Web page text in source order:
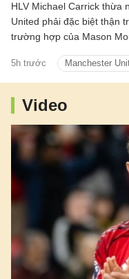
5h trước Manchester
HLV Michael Carrick thừa
United phải đặc biệt thận
trường hợp của Mason
vì vấn đề thể trạng trong
PSG.
Video